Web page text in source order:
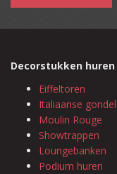
Decorstukken huren
Eiffeltoren
Italiaanse gondel
Moulin Rouge
Showtrappen
Loungebanken
Podium huren